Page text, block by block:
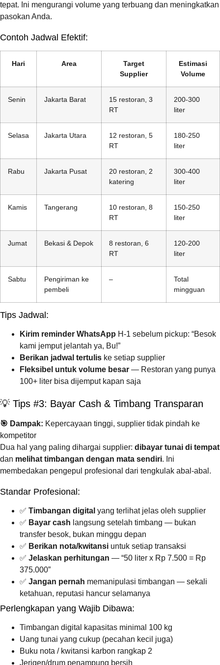
tepat. Ini mengurangi volume yang terbuang dan meningkatkan
pasokan Anda.
Contoh Jadwal Efektif:
Hari Area
Target
Supplier
Estimasi
Volume
Senin Jakarta Barat
15 restoran, 3
RT
200-300
liter
Selasa Jakarta Utara
12 restoran, 5
RT
180-250
liter
Rabu Jakarta Pusat
20 restoran, 2
katering
300-400
liter
Kamis Tangerang
10 restoran, 8
RT
150-250
liter
Jumat Bekasi & Depok
8 restoran, 6
RT
120-200
liter
Sabtu
Pengiriman ke
pembeli
–
Total
mingguan
Tips Jadwal:
Kirim reminder WhatsApp H-1 sebelum pickup: “Besok
kami jemput jelantah ya, Bu!”
Berikan jadwal tertulis ke setiap supplier
Fleksibel untuk volume besar — Restoran yang punya
100+ liter bisa dijemput kapan saja
💡 Tips #3: Bayar Cash & Timbang Transparan
🎯 Dampak: Kepercayaan tinggi, supplier tidak pindah ke
kompetitor
Dua hal yang paling dihargai supplier: dibayar tunai di tempat
dan melihat timbangan dengan mata sendiri. Ini
membedakan pengepul profesional dari tengkulak abal-abal.
Standar Profesional:
✅ Timbangan digital yang terlihat jelas oleh supplier
✅ Bayar cash langsung setelah timbang — bukan
transfer besok, bukan minggu depan
✅ Berikan nota/kwitansi untuk setiap transaksi
✅ Jelaskan perhitungan — “50 liter x Rp 7.500 = Rp
375.000”
✅ Jangan pernah memanipulasi timbangan — sekali
ketahuan, reputasi hancur selamanya
Perlengkapan yang Wajib Dibawa:
Timbangan digital kapasitas minimal 100 kg
Uang tunai yang cukup (pecahan kecil juga)
Buku nota / kwitansi karbon rangkap 2
Jerigen/drum penampung bersih